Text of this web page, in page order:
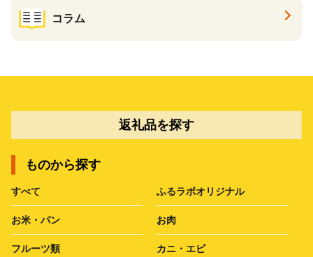
コラム
返礼品を探す
ものから探す
すべて ふるラボオリジナル
お米・パン お肉
フルーツ類 カニ・エビ